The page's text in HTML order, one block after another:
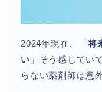
2024年現在、「将
い 」そう感じてい
らない薬剤師は意